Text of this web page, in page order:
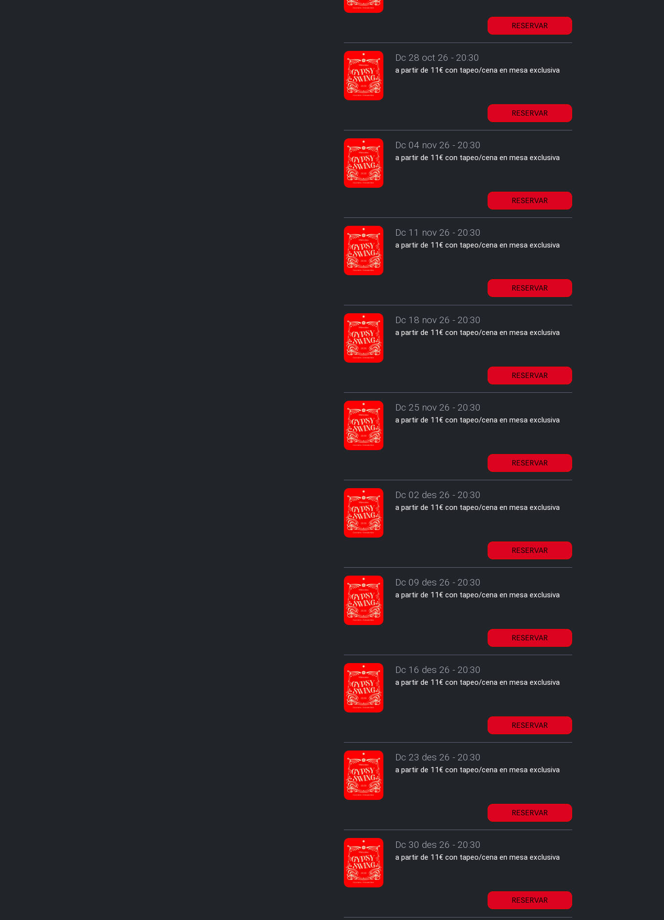
RESERVAR
Dc 28 oct 26 - 20:30
a partir de 11€ con tapeo/cena en mesa exclusiva
RESERVAR
Dc 04 nov 26 - 20:30
a partir de 11€ con tapeo/cena en mesa exclusiva
RESERVAR
Dc 11 nov 26 - 20:30
a partir de 11€ con tapeo/cena en mesa exclusiva
RESERVAR
Dc 18 nov 26 - 20:30
a partir de 11€ con tapeo/cena en mesa exclusiva
RESERVAR
Dc 25 nov 26 - 20:30
a partir de 11€ con tapeo/cena en mesa exclusiva
RESERVAR
Dc 02 des 26 - 20:30
a partir de 11€ con tapeo/cena en mesa exclusiva
RESERVAR
Dc 09 des 26 - 20:30
a partir de 11€ con tapeo/cena en mesa exclusiva
RESERVAR
Dc 16 des 26 - 20:30
a partir de 11€ con tapeo/cena en mesa exclusiva
RESERVAR
Dc 23 des 26 - 20:30
a partir de 11€ con tapeo/cena en mesa exclusiva
RESERVAR
Dc 30 des 26 - 20:30
a partir de 11€ con tapeo/cena en mesa exclusiva
RESERVAR